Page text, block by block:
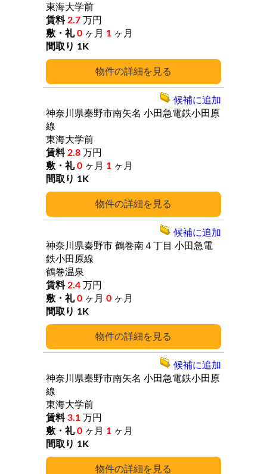
詳細
東海大学前
2.7 万円
0 ヶ月 1 ヶ月
1K
詳細
神奈川県秦野市南矢名 小田急電鉄小田原
線
東海大学前
2.8 万円
0 ヶ月 1 ヶ月
1K
候補に追加
詳細
神奈川県秦野市 鶴巻南４丁目 小田急電
鉄小田原線
鶴巻温泉
2.4 万円
0 ヶ月 0 ヶ月
1K
候補に追加
詳細
神奈川県秦野市南矢名 小田急電鉄小田原
線
東海大学前
3.1 万円
0 ヶ月 1 ヶ月
1K
候補に追加